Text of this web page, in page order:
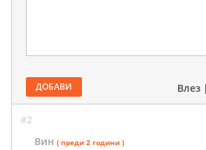
ДОБАВИ Влез |
#2
Вин ( преди 2 години )